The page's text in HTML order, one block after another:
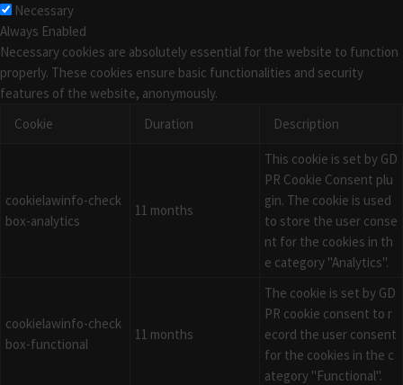
Necessary
Always Enabled
Necessary cookies are absolutely essential for the website to function
properly. These cookies ensure basic functionalities and security
features of the website, anonymously.
Cookie
Duration Description
cookielawinfo-check
box-analytics
11 months
This cookie is set by GD
PR Cookie Consent plu
gin. The cookie is used
to store the user conse
nt for the cookies in th
e category "Analytics".
cookielawinfo-check
box-functional
11 months
The cookie is set by GD
PR cookie consent to r
ecord the user consent
for the cookies in the c
ategory "Functional".